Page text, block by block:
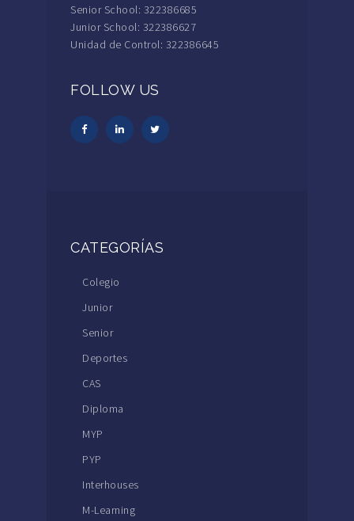
Senior School: 322386685
Junior School: 322386627
Unidad de Control: 322386645
FOLLOW US
CATEGORÍAS
Colegio
Junior
Senior
Deportes
CAS
Diploma
MYP
PYP
Interhouses
M-Learning